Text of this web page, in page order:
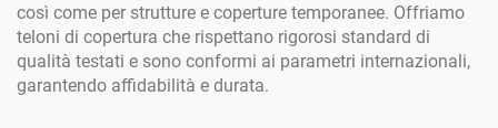
così come per strutture e coperture temporanee. Offriamo
teloni di copertura che rispettano rigorosi standard di
qualità testati e sono conformi ai parametri internazionali,
garantendo affidabilità e durata.